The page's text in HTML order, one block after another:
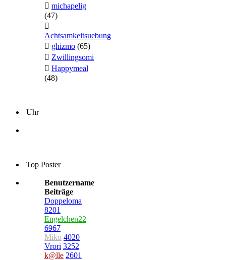
michapelig
(47)
Achtsamkeitsuebung
ghizmo (65)
Zwillingsomi
Happymeal
(48)
Uhr
Top Poster
Benutzername
Beiträge
Doppeloma
8201
Engelchen22
6967
Miko 4020
Vrori 3252
k@lle 2601